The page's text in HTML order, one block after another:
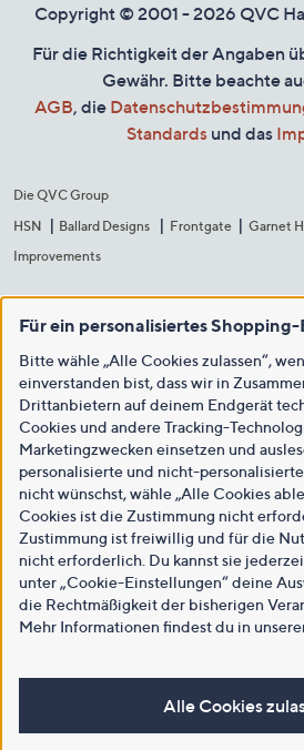
Copyright © 2001 - 2026 QVC
Für die Richtigkeit der Angaben
Gewähr. Bitte beachte
AGB, die
Standards und das
Die QVC Group
HSN
Ballard Designs Frontgate Garnet
Improvements
Für ein personalisiertes
Bitte wähle „Alle Cookies zulassen“,
einverstanden bist, dass wir in
Drittanbietern auf deinem Endgerät
Cookies und andere Tracking-
Marketingzwecken einsetzen und
personalisierte und nicht-
nicht wünschst, wähle „Alle Cookies
Cookies ist die Zustimmung nicht
Zustimmung ist freiwillig und für die
nicht erforderlich. Du kannst sie
unter „Cookie-Einstellungen“ deine
die Rechtmäßigkeit der bisherigen
Mehr Informationen findest du in
Alle Cookies